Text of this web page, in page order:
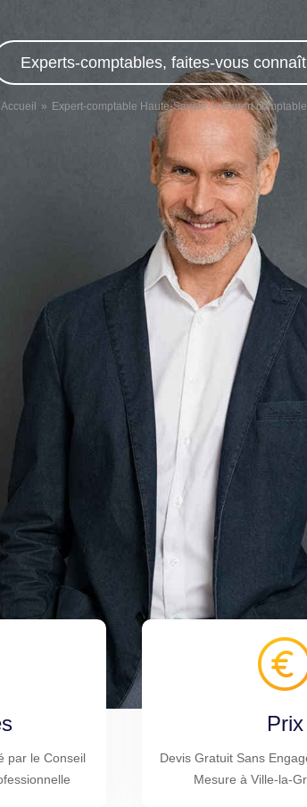
Experts-comptables, faites-vous
Accueil Expert-comptable Haute-Savoie Expert
par le Conseil
Prix
Devis Gratuit Sans
Mesure à Ville-la-